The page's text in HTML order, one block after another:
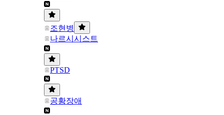
조현병
나르시시스트
PTSD
공황장애